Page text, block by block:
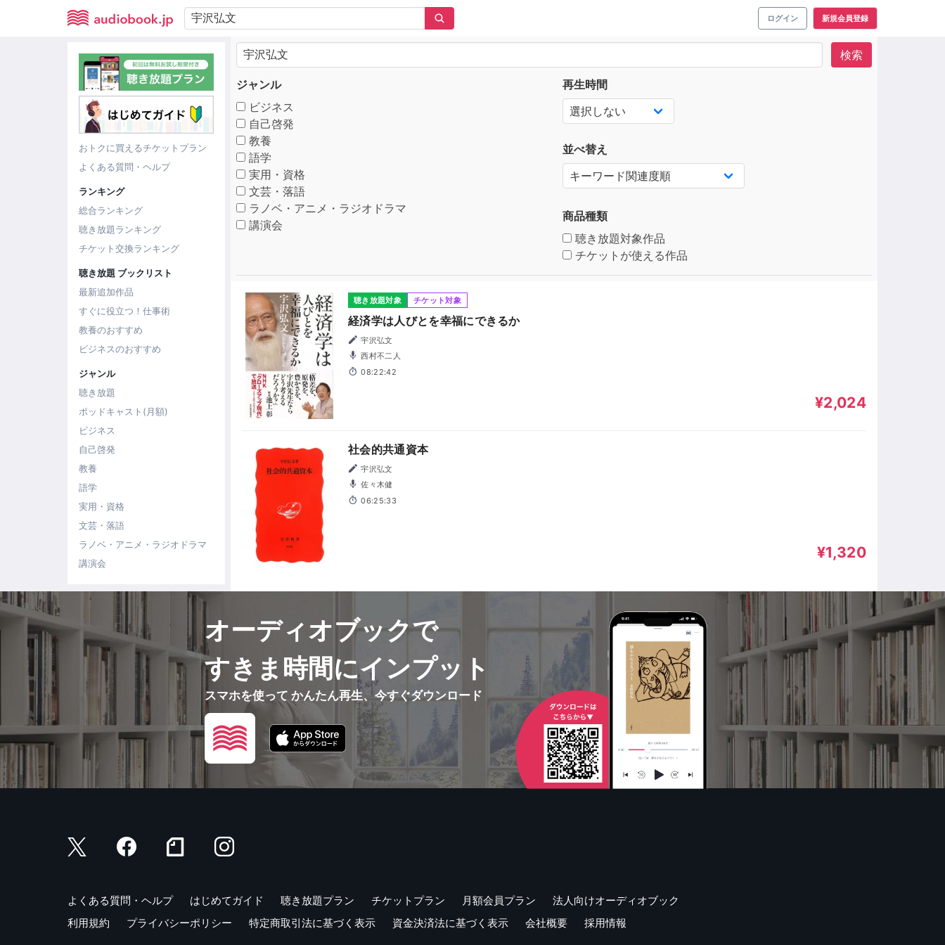
ログイン 新規会員登録
おトクに買えるチケットプラン
よくある質問・ヘルプ
ランキング
総合ランキング
聴き放題ランキング
チケット交換ランキング
聴き放題 ブックリスト
最新追加作品
すぐに役立つ！仕事術
教養のおすすめ
ビジネスのおすすめ
ジャンル
聴き放題
ポッドキャスト(月額)
ビジネス
自己啓発
教養
語学
実用・資格
文芸・落語
ラノベ・アニメ・ラジオドラマ
講演会
検索
ジャンル
ビジネス
自己啓発
教養
語学
実用・資格
文芸・落語
ラノベ・アニメ・ラジオドラマ
講演会
再生時間
並べ替え
商品種類
聴き放題対象作品
チケットが使える作品
聴き放題対象 チケット対象
経済学は人びとを幸福にできるか
宇沢弘文
西村不二人
08:22:42
¥2,024
社会的共通資本
宇沢弘文
佐々木健
06:25:33
¥1,320
オーディオブックで
すきま時間にインプット
スマホを使って かんたん再生、今すぐダウンロード
よくある質問・ヘルプ はじめてガイド 聴き放題プラン チケットプラン 月額会員プラン
法人向けオーディオブック
利用規約
プライバシーポリシー 特定商取引法に基づく表示 資金決済法に基づく表示 会社概要 採用情報